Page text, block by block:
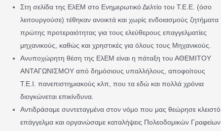
Στη σελίδα της ΕλΕΜ στο Ενημερωτικό Δελτίο του Τ.Ε.Ε. (όσο
λειτουργούσε) τέθηκαν ανοικτά και χωρίς ενδοιασμούς ζητήματα
πρώτης προτεραιότητας για τους ελεύθερους επαγγελματίες
μηχανικούς, καθώς και χρηστικές για όλους τους Μηχανικούς.
Ανυποχώρητη θέση της ΕλΕΜ είναι η πάταξη του ΑΘΕΜΙΤΟΥ
ΑΝΤΑΓΩΝΙΣΜΟΥ από δημόσιους υπαλλήλους, αποφοίτους
Τ.Ε.Ι. πανεπιστημιακούς κλπ, που τα εδώ και πολλά χρόνια
διογκώνεται επικίνδυνα.
Αντιδράσαμε συντεταγμένα στον νόμο που μας θεώρησε κλειστό
επάγγελμα και οργανώσαμε καταλήψεις Πολεοδομικών Γραφείων